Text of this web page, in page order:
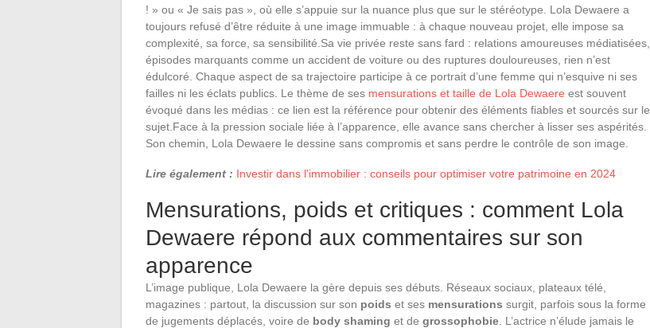
! » ou « Je sais pas », où elle s’appuie sur la nuance plus que sur le stéréotype. Lola Dewaere a
toujours refusé d’être réduite à une image immuable : à chaque nouveau projet, elle impose sa
complexité, sa force, sa sensibilité.Sa vie privée reste sans fard : relations amoureuses médiatisées,
épisodes marquants comme un accident de voiture ou des ruptures douloureuses, rien n’est
édulcoré. Chaque aspect de sa trajectoire participe à ce portrait d’une femme qui n’esquive ni ses
failles ni les éclats publics. Le thème de ses mensurations et taille de Lola Dewaere est souvent
évoqué dans les médias : ce lien est la référence pour obtenir des éléments fiables et sourcés sur le
sujet.Face à la pression sociale liée à l’apparence, elle avance sans chercher à lisser ses aspérités.
Son chemin, Lola Dewaere le dessine sans compromis et sans perdre le contrôle de son image.
Lire également : Investir dans l'immobilier : conseils pour optimiser votre patrimoine en 2024
Mensurations, poids et critiques : comment Lola
Dewaere répond aux commentaires sur son
apparence
L’image publique, Lola Dewaere la gère depuis ses débuts. Réseaux sociaux, plateaux télé,
magazines : partout, la discussion sur son poids et ses mensurations surgit, parfois sous la forme
de jugements déplacés, voire de body shaming et de grossophobie . L’actrice n’élude jamais le